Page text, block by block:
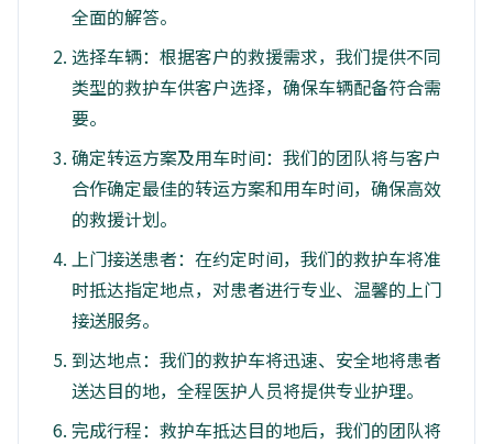
全面的解答。
选择车辆：根据客户的救援需求，我们提供不同
类型的救护车供客户选择，确保车辆配备符合需
要。
确定转运方案及用车时间：我们的团队将与客户
合作确定最佳的转运方案和用车时间，确保高效
的救援计划。
上门接送患者：在约定时间，我们的救护车将准
时抵达指定地点，对患者进行专业、温馨的上门
接送服务。
到达地点：我们的救护车将迅速、安全地将患者
送达目的地，全程医护人员将提供专业护理。
完成行程：救护车抵达目的地后，我们的团队将